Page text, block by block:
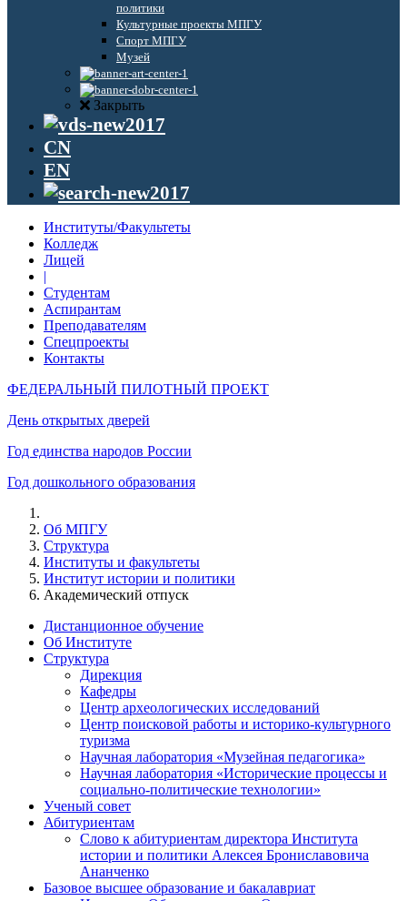
политики
Культурные проекты МПГУ
Спорт МПГУ
Музей
Закрыть
CN
EN
Институты/Факультеты
Колледж
Лицей
|
Студентам
Аспирантам
Преподавателям
Спецпроекты
Контакты
ФЕДЕРАЛЬНЫЙ ПИЛОТНЫЙ ПРОЕКТ
День открытых дверей
Год единства народов России
Год дошкольного образования
Об МПГУ
Структура
Институты и факультеты
Институт истории и политики
Академический отпуск
Дистанционное обучение
Об Институте
Структура
Дирекция
Кафедры
Центр археологических исследований
Центр поисковой работы и историко-культурного
туризма
Научная лаборатория «Музейная педагогика»
Научная лаборатория «Исторические процессы и
социально-политические технологии»
Ученый совет
Абитуриентам
Слово к абитуриентам директора Института
истории и политики Алексея Брониславовича
Ананченко
Базовое высшее образование и бакалавриат